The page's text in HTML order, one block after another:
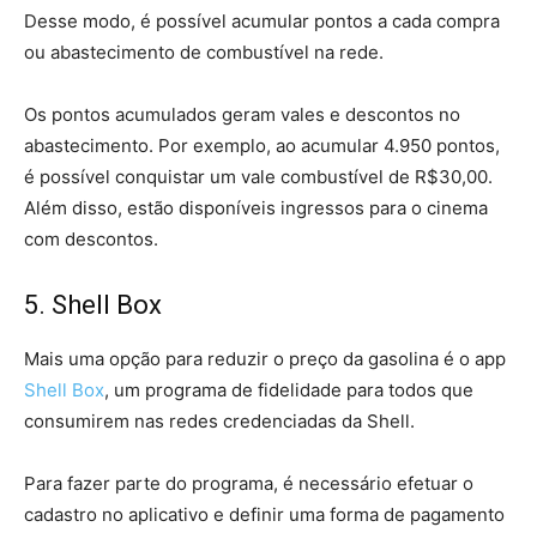
Desse modo, é possível acumular pontos a cada compra
ou abastecimento de combustível na rede.
Os pontos acumulados geram vales e descontos no
abastecimento. Por exemplo, ao acumular 4.950 pontos,
é possível conquistar um vale combustível de R$30,00.
Além disso, estão disponíveis ingressos para o cinema
com descontos.
5. Shell Box
Mais uma opção para reduzir o preço da gasolina é o app
Shell Box, um programa de fidelidade para todos que
consumirem nas redes credenciadas da Shell.
Para fazer parte do programa, é necessário efetuar o
cadastro no aplicativo e definir uma forma de pagamento